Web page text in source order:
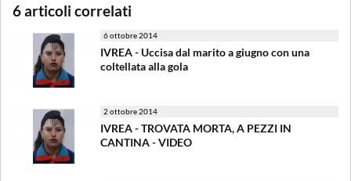
6 articoli correlati
6 ottobre 2014
IVREA - Uccisa dal marito a giugno con una
coltellata alla gola
2 ottobre 2014
IVREA - TROVATA MORTA, A PEZZI IN
CANTINA - VIDEO